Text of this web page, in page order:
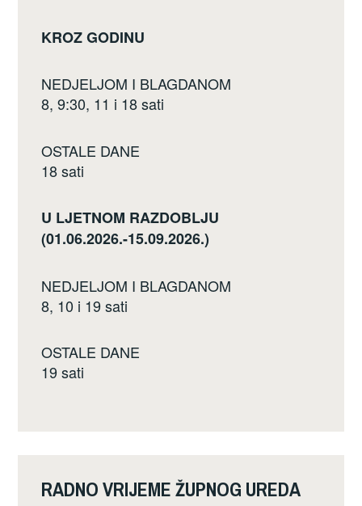
KROZ GODINU
NEDJELJOM I BLAGDANOM
8, 9:30, 11 i 18 sati
OSTALE DANE
18 sati
U LJETNOM RAZDOBLJU
(01.06.2026.-15.09.2026.)
NEDJELJOM I BLAGDANOM
8, 10 i 19 sati
OSTALE DANE
19 sati
RADNO VRIJEME ŽUPNOG UREDA